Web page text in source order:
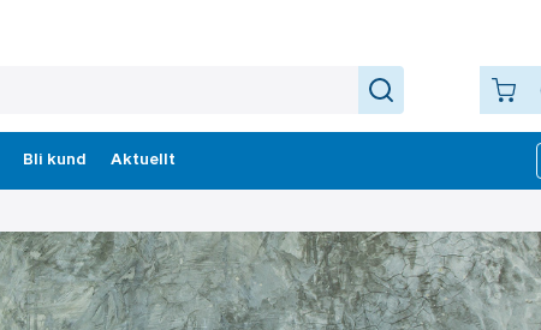
Bli kund Aktuellt